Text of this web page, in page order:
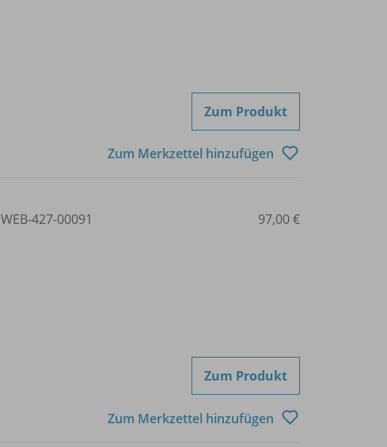
Zum Produkt
Zum Merkzettel hinzufügen
WEB-427-00091 97,00 €
Zum Produkt
Zum Merkzettel hinzufügen